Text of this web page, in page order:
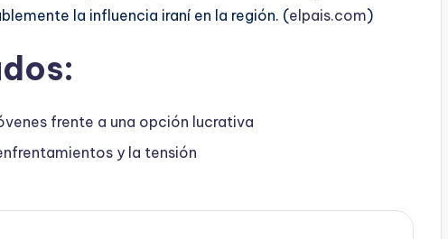
la influencia iraní en la región. (elpais.com)
frente a una opción lucrativa
y la tensión